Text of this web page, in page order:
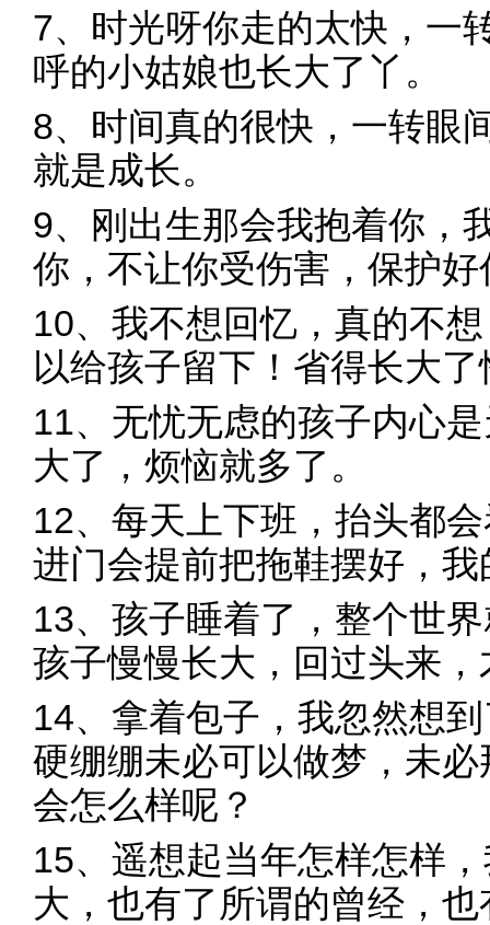
7、时光呀你走的太快，一
呼的小姑娘也长大了丫。
8、时间真的很快，一转眼
就是成长。
9、刚出生那会我抱着你，
你，不让你受伤害，保护
10、我不想回忆，真的不
以给孩子留下！省得长大
11、无忧无虑的孩子内心
大了，烦恼就多了。
12、每天上下班，抬头都
进门会提前把拖鞋摆好，
13、孩子睡着了，整个世
孩子慢慢长大，回过头来
14、拿着包子，我忽然想
硬绷绷未必可以做梦，未
会怎么样呢？
15、遥想起当年怎样怎样
大，也有了所谓的曾经，